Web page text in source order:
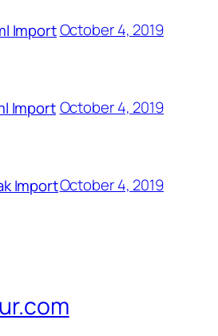
ImportOctober 4, 2019
ImportOctober 4, 2019
ImportOctober 4, 2019